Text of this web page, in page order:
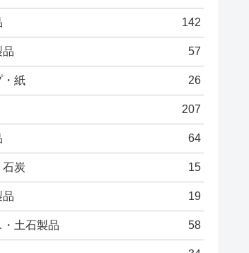
142
品 57
・紙 26
207
64
石炭 15
品 19
・土石製品 58